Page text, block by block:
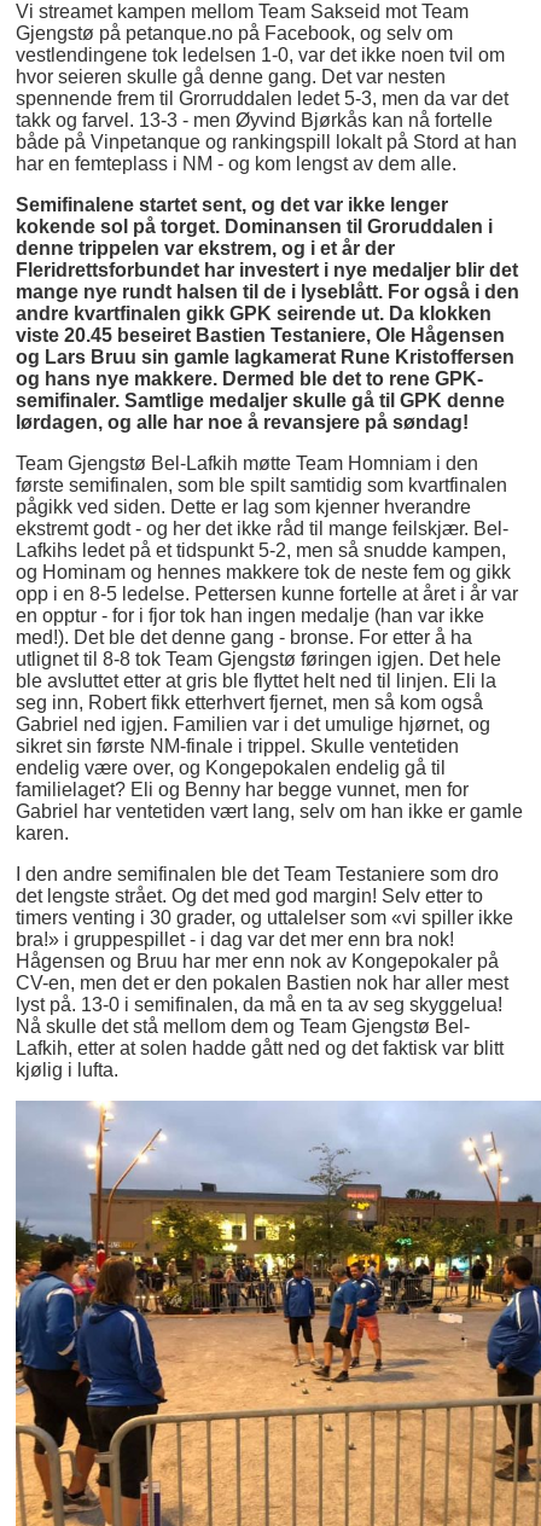
Vi streamet kampen mellom Team Sakseid mot Team
Gjengstø på petanque.no på Facebook, og selv om
vestlendingene tok ledelsen 1-0, var det ikke noen tvil om
hvor seieren skulle gå denne gang. Det var nesten
spennende frem til Grorruddalen ledet 5-3, men da var det
takk og farvel. 13-3 - men Øyvind Bjørkås kan nå fortelle
både på Vinpetanque og rankingspill lokalt på Stord at han
har en femteplass i NM - og kom lengst av dem alle.
Semifinalene startet sent, og det var ikke lenger
kokende sol på torget. Dominansen til Groruddalen i
denne trippelen var ekstrem, og i et år der
Fleridrettsforbundet har investert i nye medaljer blir det
mange nye rundt halsen til de i lyseblått. For også i den
andre kvartfinalen gikk GPK seirende ut. Da klokken
viste 20.45 beseiret Bastien Testaniere, Ole Hågensen
og Lars Bruu sin gamle lagkamerat Rune Kristoffersen
og hans nye makkere. Dermed ble det to rene GPK-
semifinaler. Samtlige medaljer skulle gå til GPK denne
lørdagen, og alle har noe å revansjere på søndag!
Team Gjengstø Bel-Lafkih møtte Team Homniam i den
første semifinalen, som ble spilt samtidig som kvartfinalen
pågikk ved siden. Dette er lag som kjenner hverandre
ekstremt godt - og her det ikke råd til mange feilskjær. Bel-
Lafkihs ledet på et tidspunkt 5-2, men så snudde kampen,
og Hominam og hennes makkere tok de neste fem og gikk
opp i en 8-5 ledelse. Pettersen kunne fortelle at året i år var
en opptur - for i fjor tok han ingen medalje (han var ikke
med!). Det ble det denne gang - bronse. For etter å ha
utlignet til 8-8 tok Team Gjengstø føringen igjen. Det hele
ble avsluttet etter at gris ble flyttet helt ned til linjen. Eli la
seg inn, Robert fikk etterhvert fjernet, men så kom også
Gabriel ned igjen. Familien var i det umulige hjørnet, og
sikret sin første NM-finale i trippel. Skulle ventetiden
endelig være over, og Kongepokalen endelig gå til
familielaget? Eli og Benny har begge vunnet, men for
Gabriel har ventetiden vært lang, selv om han ikke er gamle
karen.
I den andre semifinalen ble det Team Testaniere som dro
det lengste strået. Og det med god margin! Selv etter to
timers venting i 30 grader, og uttalelser som «vi spiller ikke
bra!» i gruppespillet - i dag var det mer enn bra nok!
Hågensen og Bruu har mer enn nok av Kongepokaler på
CV-en, men det er den pokalen Bastien nok har aller mest
lyst på. 13-0 i semifinalen, da må en ta av seg skyggelua!
Nå skulle det stå mellom dem og Team Gjengstø Bel-
Lafkih, etter at solen hadde gått ned og det faktisk var blitt
kjølig i lufta.